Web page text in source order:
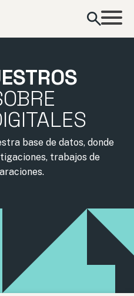
base de datos, donde
trabajos de